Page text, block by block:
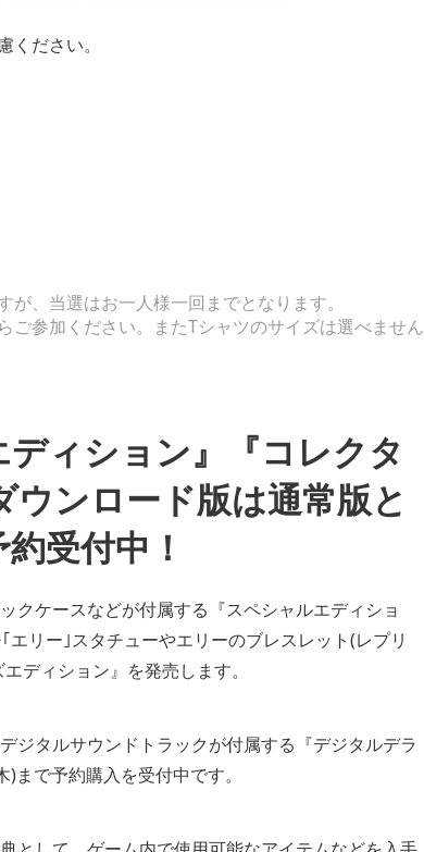
ださい。
download
image
download
image
、当選はお一人様一回までとなります。
参加ください。またTシャツのサイズは選べません
ィション』『コレクタ
ンロード版は通常版と
受付中！
クケースなどが付属する『スペシャルエディショ
リー｣スタチューやエリーのブレスレット(レプリ
ディション』を発売します。
ジタルサウンドトラックが付属する『デジタルデラ
で予約購入を受付中です。